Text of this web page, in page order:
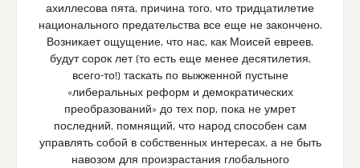
ахиллесова пята, причина того, что тридцатилетие
национального предательства все еще не закончено.
Возникает ощущение, что нас, как Моисей евреев,
будут сорок лет (то есть еще менее десятилетия,
всего-то!) таскать по выжженной пустыне
«либеральных реформ и демократических
преобразований» до тех пор, пока не умрет
последний, помнящий, что народ способен сам
управлять собой в собственных интересах, а не быть
навозом для произрастания глобального